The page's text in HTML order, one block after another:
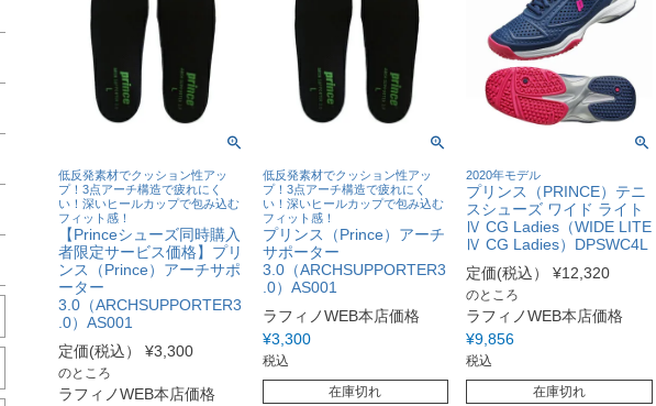
低反発素材でクッション性アッ
プ！3点アーチ構造で疲れにく
い！深いヒールカップで包み込む
フィット感！
【Princeシューズ同時購入
者限定サービス価格】プリ
ンス（Prince）アーチサポ
ーター
3.0（ARCHSUPPORTER3
.0）AS001
定価(税込）
¥3,300
のところ
ラフィノWEB本店価格
低反発素材でクッション性アッ
プ！3点アーチ構造で疲れにく
い！深いヒールカップで包み込む
フィット感！
プリンス（Prince）アーチ
サポーター
3.0（ARCHSUPPORTER3
.0）AS001
ラフィノWEB本店価格
¥3,300
税込
在庫切れ
2020年モデル
プリンス（PRINCE）テニ
スシューズ ワイド ライト
Ⅳ CG Ladies（WIDE LITE
Ⅳ CG Ladies）DPSWC4L
定価(税込）
¥12,320
のところ
ラフィノWEB本店価格
¥9,856
税込
在庫切れ